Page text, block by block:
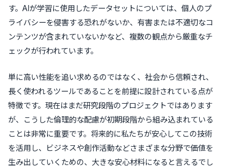
す。AIが学習に使用したデータセットについては、個人のプ
ライバシーを侵害する恐れがないか、有害または不適切なコ
ンテンツが含まれていないかなど、複数の観点から厳重なチ
ェックが行われています。
単に高い性能を追い求めるのではなく、社会から信頼され、
長く使われるツールであることを前提に設計されている点が
特徴です。現在はまだ研究段階のプロジェクトではあります
が、こうした倫理的な配慮が初期段階から組み込まれている
ことは非常に重要です。将来的に私たちが安心してこの技術
を活用し、ビジネスや創作活動などさまざまな分野で価値を
生み出していくための、大きな安心材料になると言えるでし